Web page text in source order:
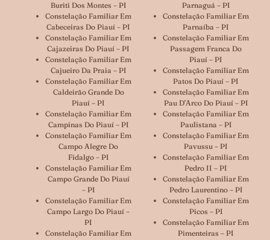
Buriti Dos Montes – PI
Constelação Familiar Em
Cabeceiras Do Piauí – PI
Constelação Familiar Em
Cajazeiras Do Piauí – PI
Constelação Familiar Em
Cajueiro Da Praia – PI
Constelação Familiar Em
Caldeirão Grande Do
Piauí – PI
Constelação Familiar Em
Campinas Do Piauí – PI
Constelação Familiar Em
Campo Alegre Do
Fidalgo – PI
Constelação Familiar Em
Campo Grande Do Piauí
– PI
Constelação Familiar Em
Campo Largo Do Piauí –
PI
Constelação Familiar Em
Parnaguá – PI
Constelação Familiar Em
Parnaíba – PI
Constelação Familiar Em
Passagem Franca Do
Piauí – PI
Constelação Familiar Em
Patos Do Piauí – PI
Constelação Familiar Em
Pau D’Arco Do Piauí – PI
Constelação Familiar Em
Paulistana – PI
Constelação Familiar Em
Pavussu – PI
Constelação Familiar Em
Pedro II – PI
Constelação Familiar Em
Pedro Laurentino – PI
Constelação Familiar Em
Picos – PI
Constelação Familiar Em
Pimenteiras – PI